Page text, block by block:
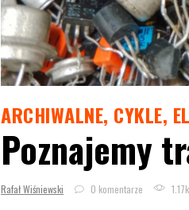
ARCHIWALNE, CYKLE,
Poznajemy
Rafał Wiśniewski 0 komentarze 1.17k